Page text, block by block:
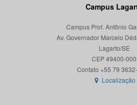
Campus
Campus Prof. Antônio
Av. Governador Marcelo
Lagarto/SE
CEP 49400-000
Localização